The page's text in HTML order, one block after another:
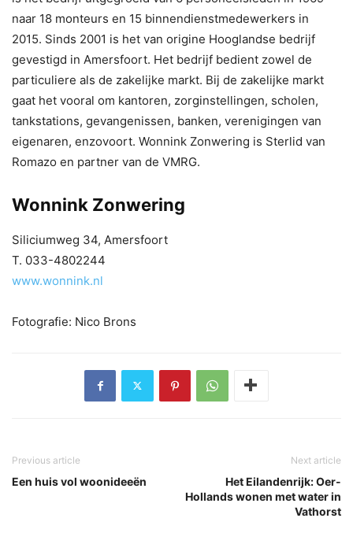
naar 18 monteurs en 15 binnendienstmedewerkers in
2015. Sinds 2001 is het van origine Hooglandse bedrijf
gevestigd in Amersfoort. Het bedrijf bedient zowel de
particuliere als de zakelijke markt. Bij de zakelijke markt
gaat het vooral om kantoren, zorginstellingen, scholen,
tankstations, gevangenissen, banken, verenigingen van
eigenaren, enzovoort. Wonnink Zonwering is Sterlid van
Romazo en partner van de VMRG.
Wonnink Zonwering
Siliciumweg 34, Amersfoort
T. 033-4802244
www.wonnink.nl
Fotografie: Nico Brons
Previous article
Een huis vol woonideeën
Next article
Het Eilandenrijk: Oer-
Hollands wonen met water in
Vathorst